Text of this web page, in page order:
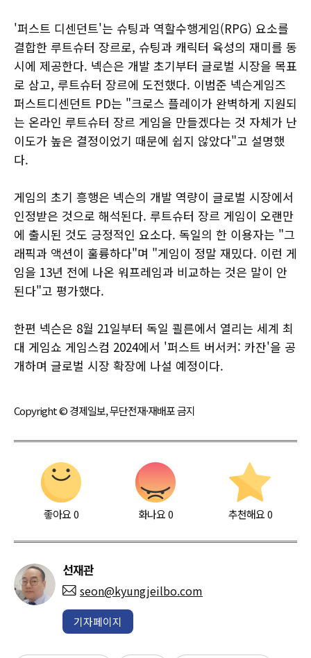
'퍼스트 디센던트'는 슈팅과 역할수행게임(RPG) 요소를
결합한 루트슈터 장르로, 슈팅과 캐릭터 육성의 재미를 동
시에 제공한다. 넥슨은 개발 초기부터 글로벌 시장을 목표
로 삼고, 루트슈터 장르에 도전했다. 이범준 넥슨게임즈
퍼스트디센던트 PD는 "크로스 플레이가 완벽하게 지원되
는 온라인 루트슈터 장르 게임을 만들겠다는 것 자체가 난
이도가 높은 결정이었기 때문에 쉽지 않았다"고 설명했
다.
게임의 초기 흥행은 넥슨의 개발 역량이 글로벌 시장에서
인정받은 것으로 해석된다. 루트슈터 장르 게임이 오랜만
에 출시된 것도 긍정적인 요소다. 독일의 한 이용자는 "그
래픽과 액션이 훌륭하다"며 "게임이 정말 재밌다. 이런 게
임을 13년 전에 나온 워프레임과 비교하는 것은 말이 안
된다"고 평가했다.
한편 넥슨은 8월 21일부터 독일 쾰른에서 열리는 세계 최
대 게임쇼 게임스컴 2024에서 '퍼스트 버서커: 카잔'을 공
개하며 글로벌 시장 확장에 나설 예정이다.
Copyright © 경제일보, 무단전재·재배포 금지
좋아요0 화나요0 추천해요 0
선재관
seon@kyungjeilbo.com
기자페이지